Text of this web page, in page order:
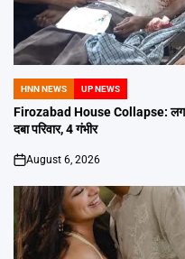
POSTED
IN
HNN NEWS UP NEWS
Firozabad House Collapse:
दबा परिवार, 4 गंभीर
on
August 6, 2026